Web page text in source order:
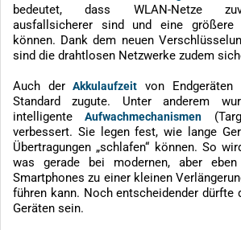
bedeutet, dass WLAN-Netze
ausfallsicherer sind und eine größere
können. Dank dem neuen
sind die drahtlosen Netzwerke zudem
Auch derAkkulaufzeit von
Standard zugute. Unter anderem
intelligenteAufwachmechanismen
verbessert. Sie legen fest, wie lange
Übertragungen „schlafen“ können. So
was gerade bei modernen, aber eben
Smartphones zu einer kleinen
führen kann. Noch entscheidender dürfte
Geräten sein.